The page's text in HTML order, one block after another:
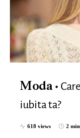
Moda
iubita ta?
618 views 2